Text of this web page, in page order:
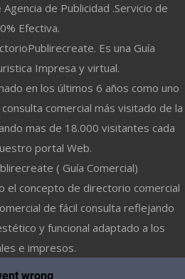
de Publicidad .Servicio de
Efectiva.
Es una Guía
Impresa y virtual.
en los últimos 6 años como uno
comercial más visitado de la
mas de 18.000 visitantes cada
portal Web.
( Guía Comercial)
el concepto de directorio comercial
de fácil consulta reflejando
y funcional adaptado a los
e impresos.